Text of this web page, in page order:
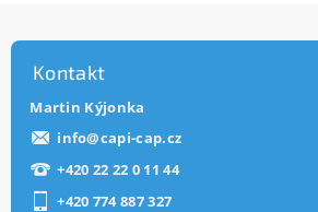
Kontakt
Martin Kýjonka
info@capi-cap.cz
+420 22 22 0 11 44
+420 774 887 327